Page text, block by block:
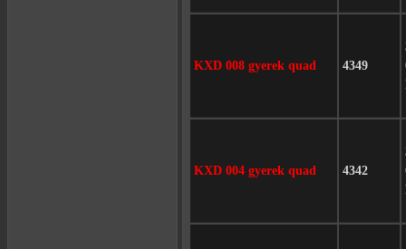
KXD 008 gyerek quad 4349
KXD 004 gyerek quad 4342